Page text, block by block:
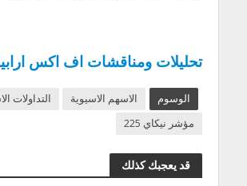
تحليلات ومناقشات اف اكس
الوسوم الاسهم الاسيوية
التداولات
مؤشر نيكاي 225
قد يعجبك كذلك